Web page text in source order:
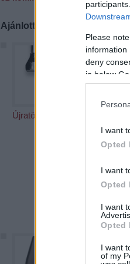
Please
information
deny
in below
I want
Opted
I want
Opted
I want
Opted
I want
of my
Ajánlott bejegyzések:
Újratöltve
mérd